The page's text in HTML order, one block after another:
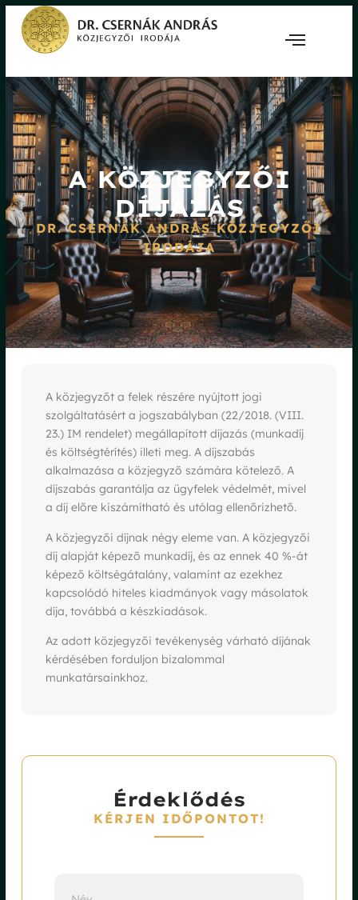
A KÖZJEGYZŐI
DÍJAZÁS
DR. CSERNÁK ANDRÁS KÖZJEGYZŐI
IRODÁJA
A közjegyzőt a felek részére nyújtott jogi
szolgáltatásért a jogszabályban (22/2018. (VIII.
23.) IM rendelet) megállapított díjazás (munkadíj
és költségtérítés) illeti meg. A díjszabás
alkalmazása a közjegyző számára kötelező. A
díjszabás garantálja az ügyfelek védelmét, mivel
a díj előre kiszámítható és utólag ellenőrizhető.
A közjegyzői díjnak négy eleme van. A közjegyzői
díj alapját képező munkadíj, és az ennek 40 %-át
képező költségátalány, valamint az ezekhez
kapcsolódó hiteles kiadmányok vagy másolatok
díja, továbbá a készkiadások.
Az adott közjegyzői tevékenység várható díjának
kérdésében forduljon bizalommal
munkatársainkhoz.
Érdeklődés
KÉRJEN IDŐPONTOT!